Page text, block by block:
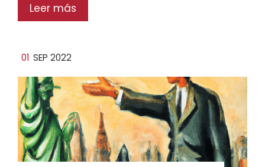
Leer más
01 SEP 2022